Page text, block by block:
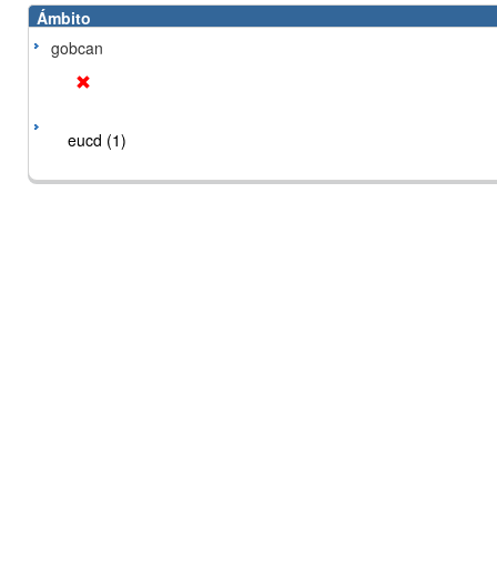
Ámbito
gobcan
eucd (1)